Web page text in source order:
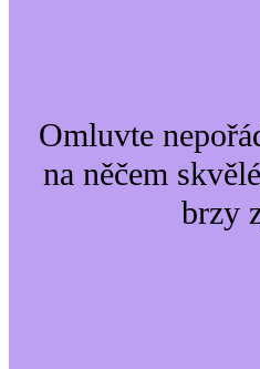
Omluvte
na něčem
brzy